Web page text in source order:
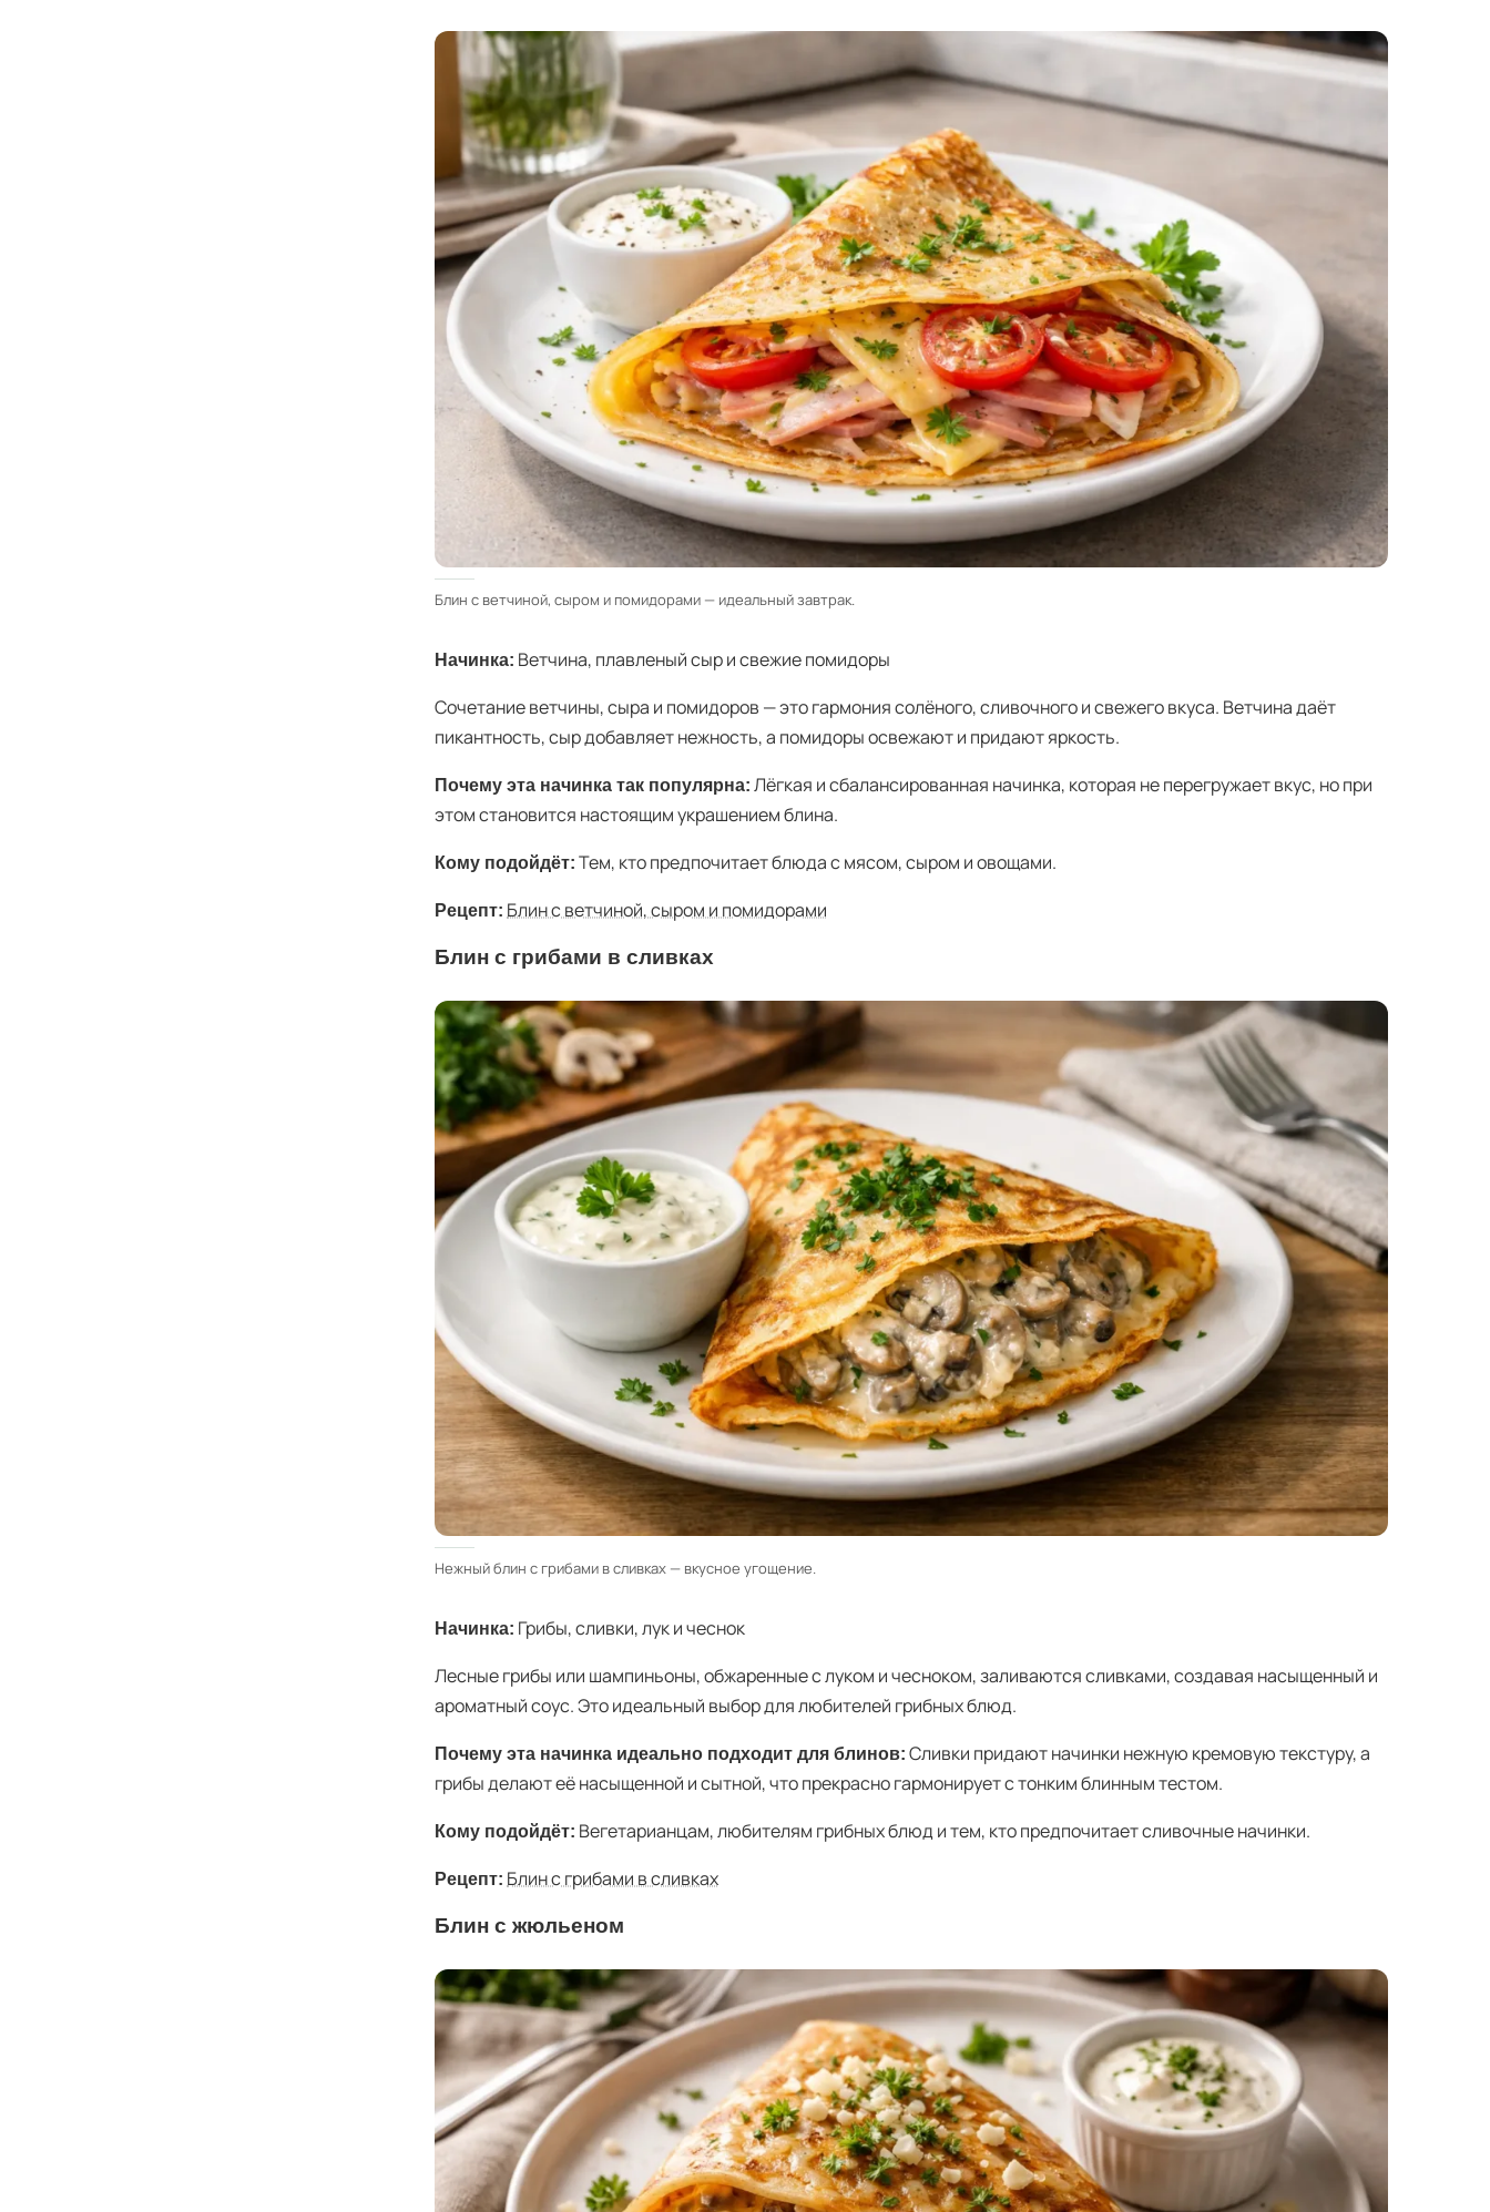
Блин с ветчиной, сыром и помидорами — идеальный завтрак.
Начинка: Ветчина, плавленый сыр и свежие помидоры
Сочетание ветчины, сыра и помидоров — это гармония солёного, сливочного и свежего вкуса. Ветчина даёт
пикантность, сыр добавляет нежность, а помидоры освежают и придают яркость.
Почему эта начинка так популярна: Лёгкая и сбалансированная начинка, которая не перегружает вкус, но при
этом становится настоящим украшением блина.
Кому подойдёт: Тем, кто предпочитает блюда с мясом, сыром и овощами.
Рецепт: Блин с ветчиной, сыром и помидорами
Блин с грибами в сливках
Нежный блин с грибами в сливках — вкусное угощение.
Начинка: Грибы, сливки, лук и чеснок
Лесные грибы или шампиньоны, обжаренные с луком и чесноком, заливаются сливками, создавая насыщенный и
ароматный соус. Это идеальный выбор для любителей грибных блюд.
Почему эта начинка идеально подходит для блинов: Сливки придают начинки нежную кремовую текстуру, а
грибы делают её насыщенной и сытной, что прекрасно гармонирует с тонким блинным тестом.
Кому подойдёт: Вегетарианцам, любителям грибных блюд и тем, кто предпочитает сливочные начинки.
Рецепт: Блин с грибами в сливках
Блин с жюльеном